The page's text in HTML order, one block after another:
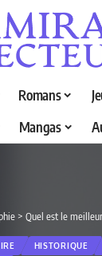
Romans
Mangas
> Quel est le meilleur livre sur
HISTORIQUE